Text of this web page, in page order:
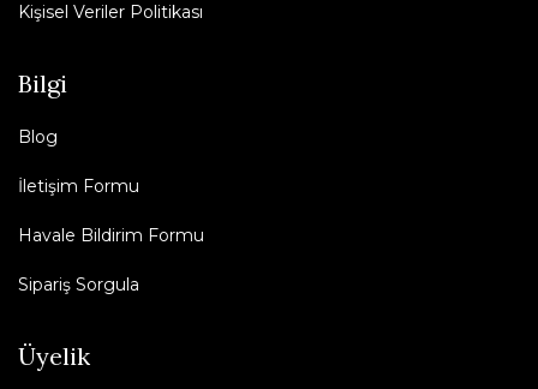
Kişisel Veriler Politikası
Bilgi
Blog
İletişim Formu
Havale Bildirim Formu
Sipariş Sorgula
Üyelik